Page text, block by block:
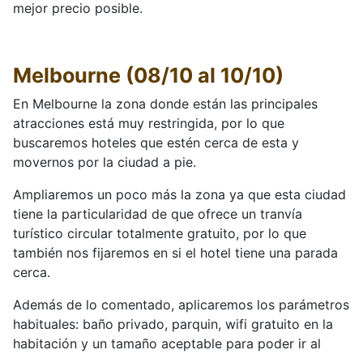
mejor precio posible.
Melbourne (08/10 al 10/10)
En Melbourne la zona donde están las principales
atracciones está muy restringida, por lo que
buscaremos hoteles que estén cerca de esta y
movernos por la ciudad a pie.
Ampliaremos un poco más la zona ya que esta ciudad
tiene la particularidad de que ofrece un tranvía
turístico circular totalmente gratuito, por lo que
también nos fijaremos en si el hotel tiene una parada
cerca.
Además de lo comentado, aplicaremos los parámetros
habituales: baño privado, parquin, wifi gratuito en la
habitación y un tamaño aceptable para poder ir al